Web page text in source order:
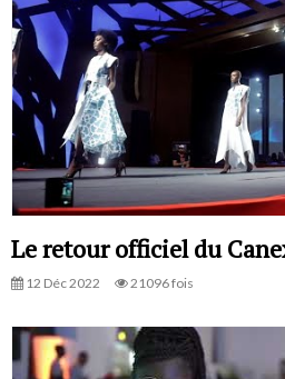
Le retour officiel du
12 Déc 2022 21096 fois